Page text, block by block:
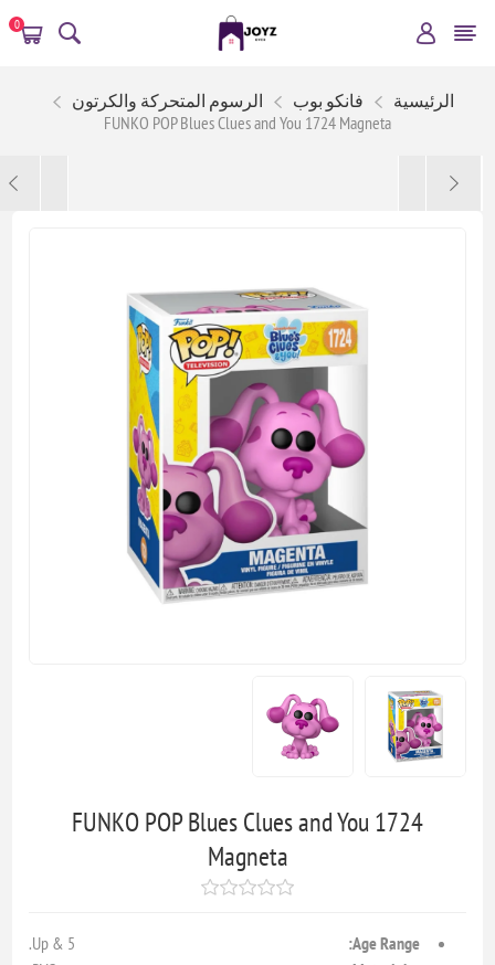
0
الرئيسية فانكو بوب
الرسوم المتحركة والكرتون
FUNKO POP Blues Clues and You 1724 Magneta
FUNKO POP Blues Clues and You 1724
Magneta
Age Range:
5 & Up.